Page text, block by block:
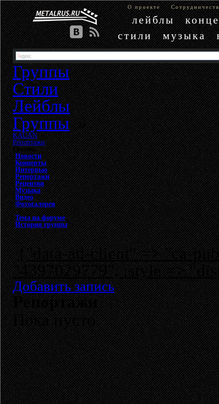
О проекте
лейблы
стили
музыка
Группы
Стили
Лейблы
Группы»
KAUAN»
Репортажи
Группа
Новости
Концерты
Интервью
Репортажи
Рецензии
Музыка
Видео
Фотогалерея
Тема на форуме
История группы
{"data-ad-client" => "ca-
"4397029779", :style =>
Добавить запись
Репортажи
Пока пусто